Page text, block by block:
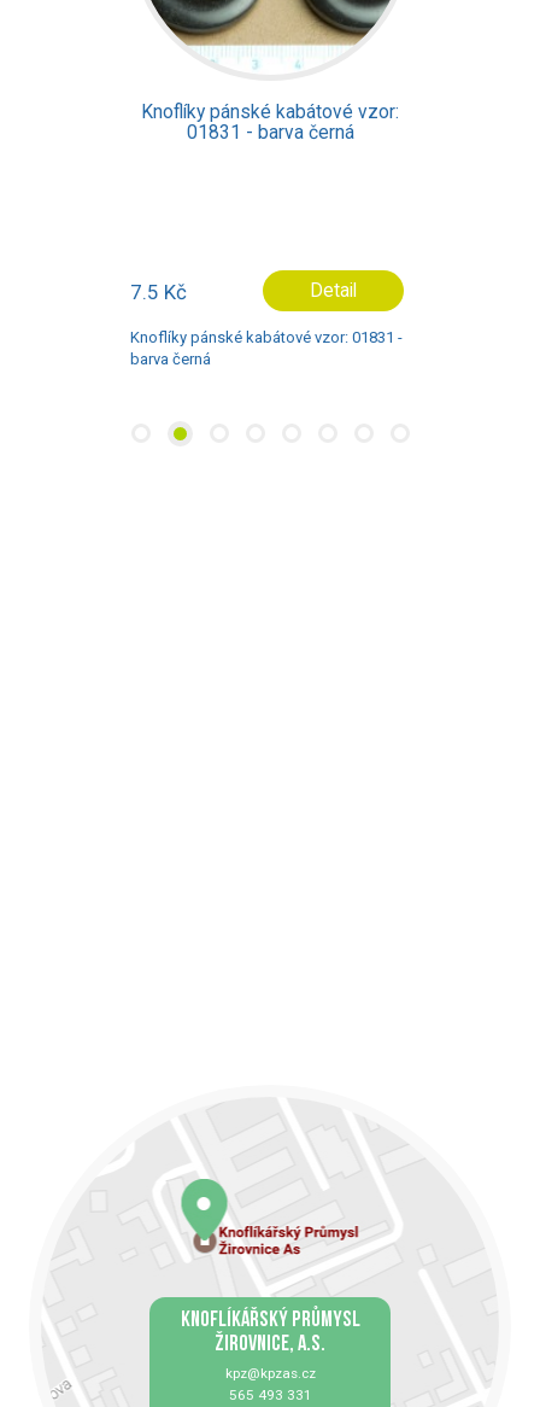
Knoflíky pánské kabátové vzor:
01831 - barva černá
7.5 Kč Detail
Knoflíky pánské kabátové vzor: 01831 -
barva černá
KNOFLÍKÁŘSKÝ PRŮMYSL
ŽIROVNICE, A.S.
kpz@kpzas.cz
565 493 331